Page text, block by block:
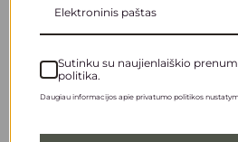
veiksnių.
Prekių ženklai
ENVIE
Sutinku su naujienlaiškio
politika.
Daugiau informacijos apie privatumo politikos